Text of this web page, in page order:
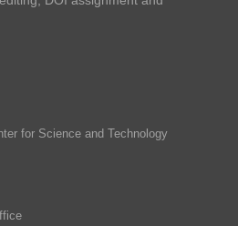
for Science and Technology